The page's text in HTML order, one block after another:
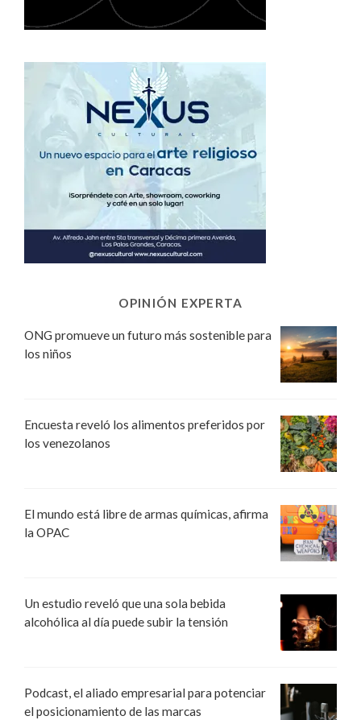
OPINIÓN EXPERTA
ONG promueve un futuro más sostenible para
los niños
Encuesta reveló los alimentos preferidos por
los venezolanos
El mundo está libre de armas químicas, afirma
la OPAC
Un estudio reveló que una sola bebida
alcohólica al día puede subir la tensión
Podcast, el aliado empresarial para potenciar
el posicionamiento de las marcas